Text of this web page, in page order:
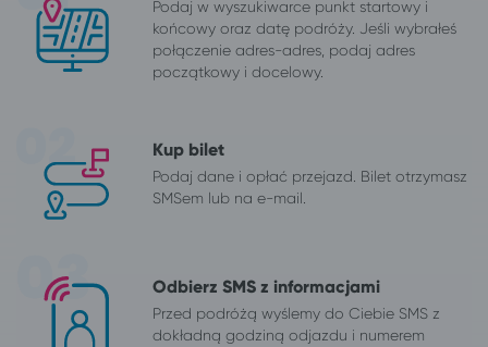
Podaj w wyszukiwarce punkt startowy i
końcowy oraz datę podróży. Jeśli wybrałeś
połączenie adres-adres, podaj adres
początkowy i docelowy.
Kup bilet
Podaj dane i opłać przejazd. Bilet otrzymasz
SMSem lub na e-mail.
Odbierz SMS z informacjami
Przed podróżą wyślemy do Ciebie SMS z
dokładną godziną odjazdu i numerem